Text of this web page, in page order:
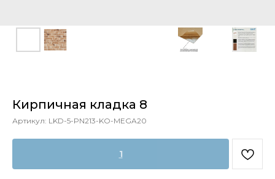
Кирпичная кладка 8
Артикул: LKD-5-PN213-KO-MEGA20
1